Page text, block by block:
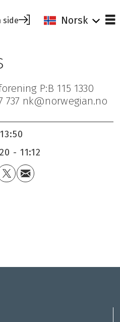
side Norsk
P:B 115 1330
737 nk@norwegian.no
- 11:12